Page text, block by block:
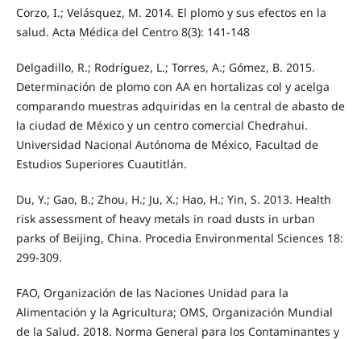
Corzo, I.; Velásquez, M. 2014. El plomo y sus efectos en la
salud. Acta Médica del Centro 8(3): 141-148
Delgadillo, R.; Rodríguez, L.; Torres, A.; Gómez, B. 2015.
Determinación de plomo con AA en hortalizas col y acelga
comparando muestras adquiridas en la central de abasto de
la ciudad de México y un centro comercial Chedrahui.
Universidad Nacional Autónoma de México, Facultad de
Estudios Superiores Cuautitlán.
Du, Y.; Gao, B.; Zhou, H.; Ju, X.; Hao, H.; Yin, S. 2013. Health
risk assessment of heavy metals in road dusts in urban
parks of Beijing, China. Procedia Environmental Sciences 18:
299-309.
FAO, Organización de las Naciones Unidad para la
Alimentación y la Agricultura; OMS, Organización Mundial
de la Salud. 2018. Norma General para los Contaminantes y